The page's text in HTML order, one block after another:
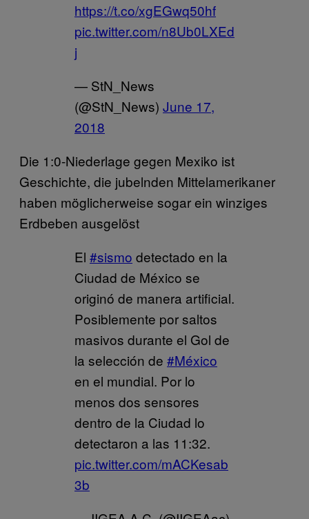
https://t.co/xgEGwq50hf
pic.twitter.com/n8Ub0LXEd
j
— StN_News
(@StN_News) June 17,
2018
Die 1:0-Niederlage gegen Mexiko ist
Geschichte, die jubelnden Mittelamerikaner
haben möglicherweise sogar ein winziges
Erdbeben ausgelöst
El #sismo detectado en la
Ciudad de México se
originó de manera artificial.
Posiblemente por saltos
masivos durante el Gol de
la selección de #México
en el mundial. Por lo
menos dos sensores
dentro de la Ciudad lo
detectaron a las 11:32.
pic.twitter.com/mACKesab
3b